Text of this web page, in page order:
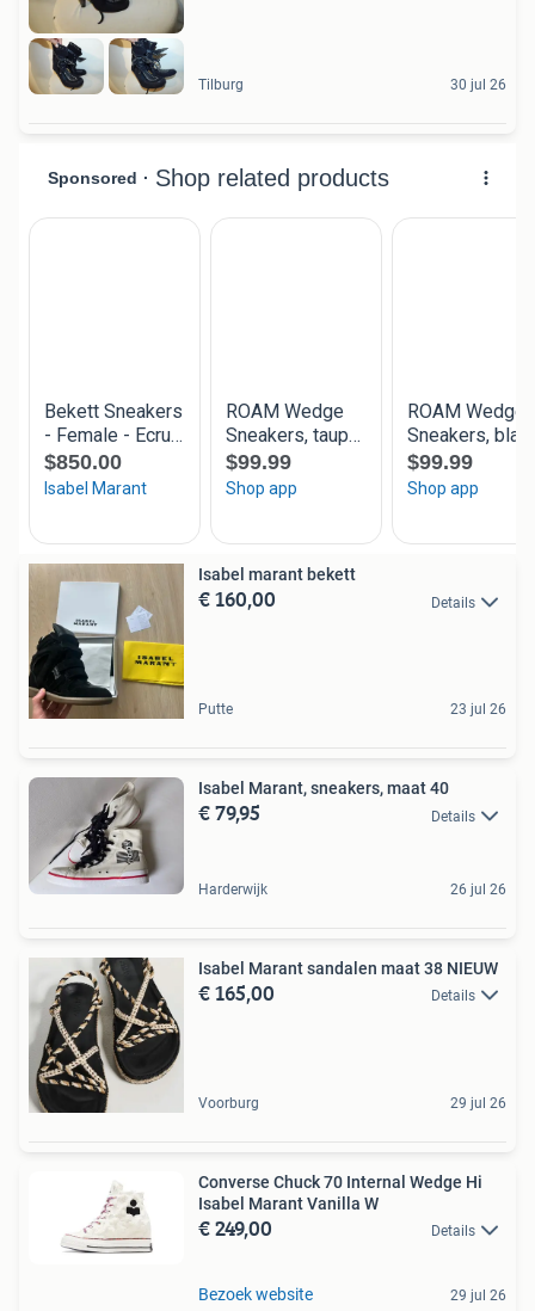
Tilburg 30 jul 26
Isabel marant bekett
€ 160,00 Details
Putte 23 jul 26
Isabel Marant, sneakers, maat 40
€ 79,95 Details
Harderwijk 26 jul 26
Isabel Marant sandalen maat 38 NIEUW
€ 165,00 Details
Voorburg 29 jul 26
Converse Chuck 70 Internal Wedge Hi
Isabel Marant Vanilla W
€ 249,00 Details
Bezoek website 29 jul 26